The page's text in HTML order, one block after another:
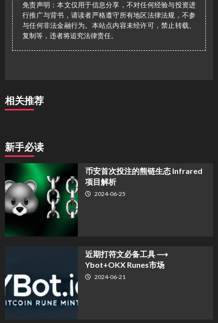
免责声明：本文仅用于信息分享，不对任何经验与投资进
行推广与背书，请读者严格遵守所有地区法律法规，不参
与任何非法金融行为。本站点内容未经许可，禁止转载、
复制等，违者将追究法律责任。
相关推荐
新手必读
币安首次投注的熊链生态 Infrared
项目解析
2024-06-25
近期打符文必备工具 ⟶
Ybot+OKX Runes市场
2024-06-21